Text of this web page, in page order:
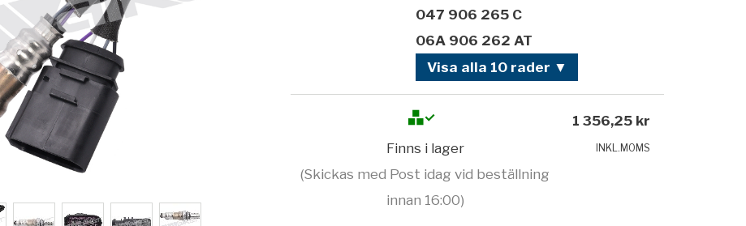
047 906 265 C
06A 906 262 AT
Visa alla 10 rader ▼
Finns i lager
(Skickas med Post idag vid beställning
innan 16:00)
1 356,25 kr
INKL.MOMS